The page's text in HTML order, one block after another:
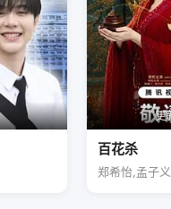
更
百花杀
郑希怡,孟子